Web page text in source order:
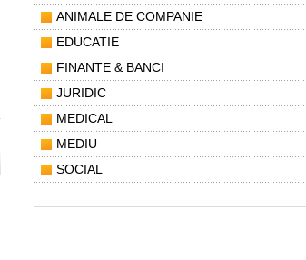
ANIMALE DE COMPANIE
EDUCATIE
FINANTE & BANCI
JURIDIC
MEDICAL
MEDIU
SOCIAL